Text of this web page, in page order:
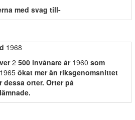
med svag till-
1968
2 500 invånare år 1960 som
ökat mer än riksgenomsnittet
dessa orter. Orter på